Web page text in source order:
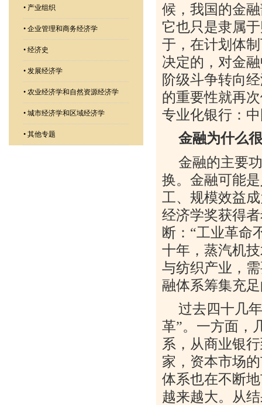
• 产业组织
• 企业管理和商务经济学
• 经济史
• 发展经济学
• 农业经济学和自然资源经济学
• 城市经济学和区域经济学
• 其他专题
候，我国的金
它也只是隶属
于，在计划体
决定的，对金
阶级斗争转向
的重要性就再
专业化银行：
金融为什么
金融的主要
换。金融可能
工、规模效益
经济学奖获得
断： “工业革命
十年，蒸汽机
与纺织产业，
融体系筹集充
过去四十几
革”。一方面，
系，从商业银
家，资本市场
体系也在不断
越来越大。从